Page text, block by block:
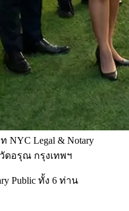
NYC Legal & Notary
ดอรุณ กรุงเทพฯ
Public ทั้ง 6 ท่าน